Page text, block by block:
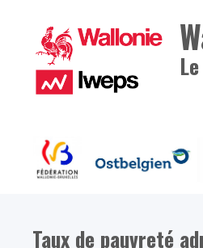
Taux de pauvreté